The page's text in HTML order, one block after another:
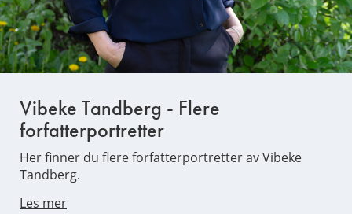
Vibeke Tandberg - Flere
forfatterportretter
Her finner du flere forfatterportretter av Vibeke
Tandberg.
Les mer